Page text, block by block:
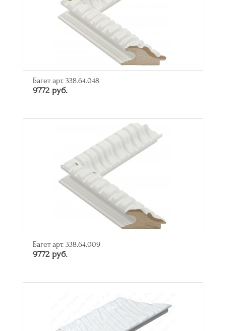
Багет арт. 338.64.048
9772 руб.
Багет арт. 338.64.009
9772 руб.